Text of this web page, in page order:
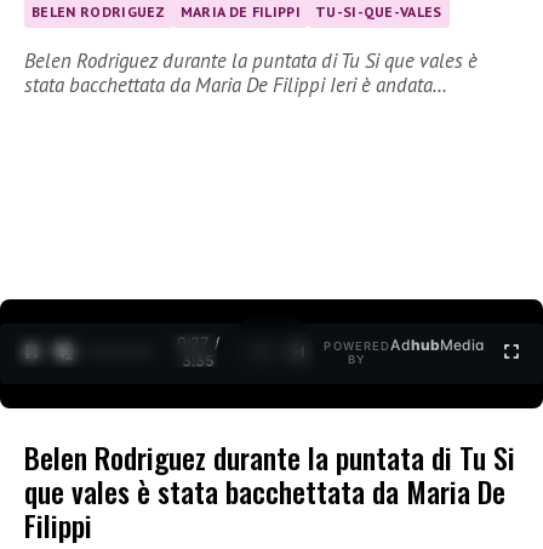
BELEN RODRIGUEZ MARIA DE FILIPPI TU-SI-QUE-VALES
Belen Rodriguez durante la puntata di Tu Si que vales è
stata bacchettata da Maria De Filippi Ieri è andata…
0:27 /
3:35
POWERED
BY
AdhubMedia
Belen Rodriguez durante la puntata di Tu Si
que vales è stata bacchettata da Maria De
Filippi